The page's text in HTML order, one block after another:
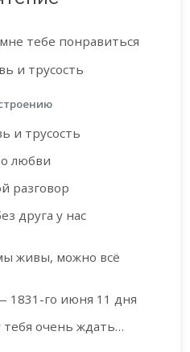
тебе понравиться
и трусость
и трусость
любви
разговор
друга у нас
живы, можно всё
го июня 11 дня
очень ждать…